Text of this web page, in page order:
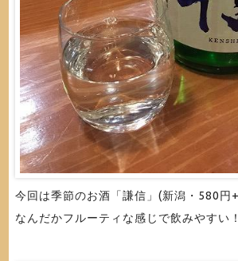
今回は季節のお酒「謙信」(新潟・580円
なんだかフルーティな感じで飲みやすい！